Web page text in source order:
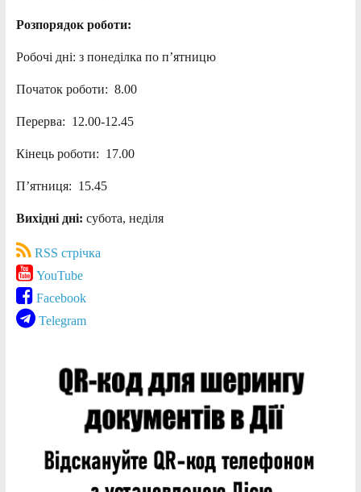
Розпорядок роботи:
Робочі дні: з понеділка по п’ятницю
Початок роботи: 8.00
Перерва: 12.00-12.45
Кінець роботи: 17.00
П’ятниця: 15.45
Вихідні дні: субота, неділя
RSS стрічка
YouTube
Facebook
Telegram